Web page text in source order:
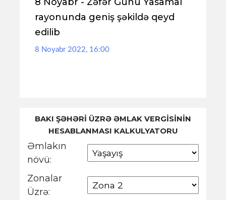
rayonunda geniş şəkildə qeyd
edilib
8 Noyabr 2022, 16:00
BAKI ŞƏHƏRİ ÜZRƏ ƏMLAK VERGİSİNİN
HESABLANMASI KALKULYATORU
Əmlakın
növü:
Zonalar
Üzrə: